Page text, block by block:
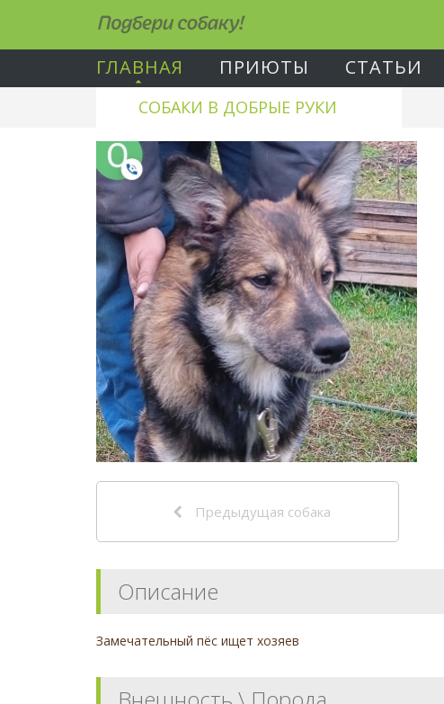
Подбери собаку!
ГЛАВНАЯ ПРИЮТЫ СТАТЬИ
СОБАКИ В ДОБРЫЕ РУКИ
Предыдущая собака
Описание
Замечательный пёс ищет хозяев